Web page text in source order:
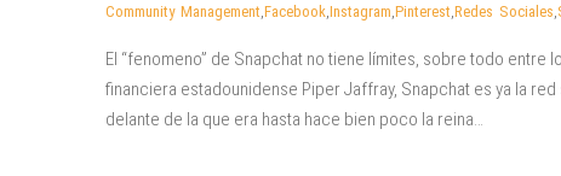
Community Management,Facebook,Instagram,Pinterest,Redes Sociales,
El “fenomeno” de Snapchat no tiene límites, sobre todo
financiera estadounidense Piper Jaffray, Snapchat es ya la
delante de la que era hasta hace bien poco la reina…